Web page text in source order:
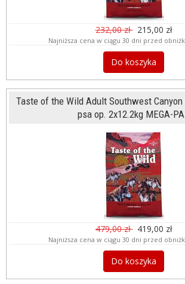
232,00 zł 215,00 zł
Najniższa cena w ciągu 30 dni przed
Do koszyka
Taste of the Wild Adult Southwest Canyon
psa op. 2x12.2kg MEGA-
479,00 zł 419,00 zł
Najniższa cena w ciągu 30 dni przed
Do koszyka